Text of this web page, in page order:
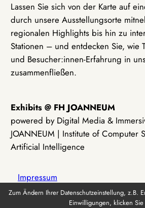
Lassen Sie sich von der Karte auf
durch unsere Ausstellungsorte
regionalen Highlights bis hin zu
Stationen – und entdecken Sie, wie
und Besucher:innen-Erfahrung in
zusammenfließen.
Exhibits @ FH JOANNEUM
powered by Digital Media &
JOANNEUM | Institute of Computer
Artificial Intelligence
Impressum
Zum Ändern Ihrer Datenschutzeinstellung, z.B.
Einwilligungen, klicken